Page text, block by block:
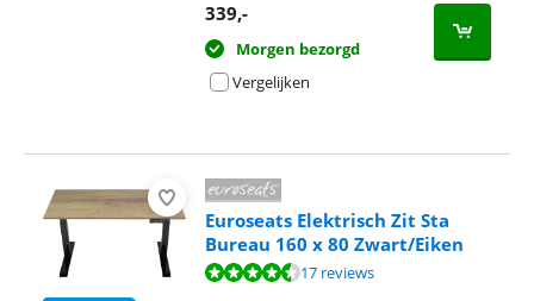
339,-
Morgen bezorgd
Vergelijken
Euroseats Elektrisch Zit Sta
Bureau 160 x 80 Zwart/Eiken
Beoordeling is 9,1 van de 10, gebaseerd op 17 reviews.
17 reviews